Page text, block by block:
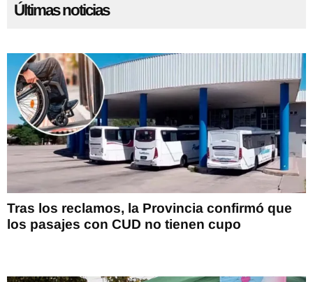
Últimas noticias
Tras los reclamos, la Provincia confirmó que
los pasajes con CUD no tienen cupo